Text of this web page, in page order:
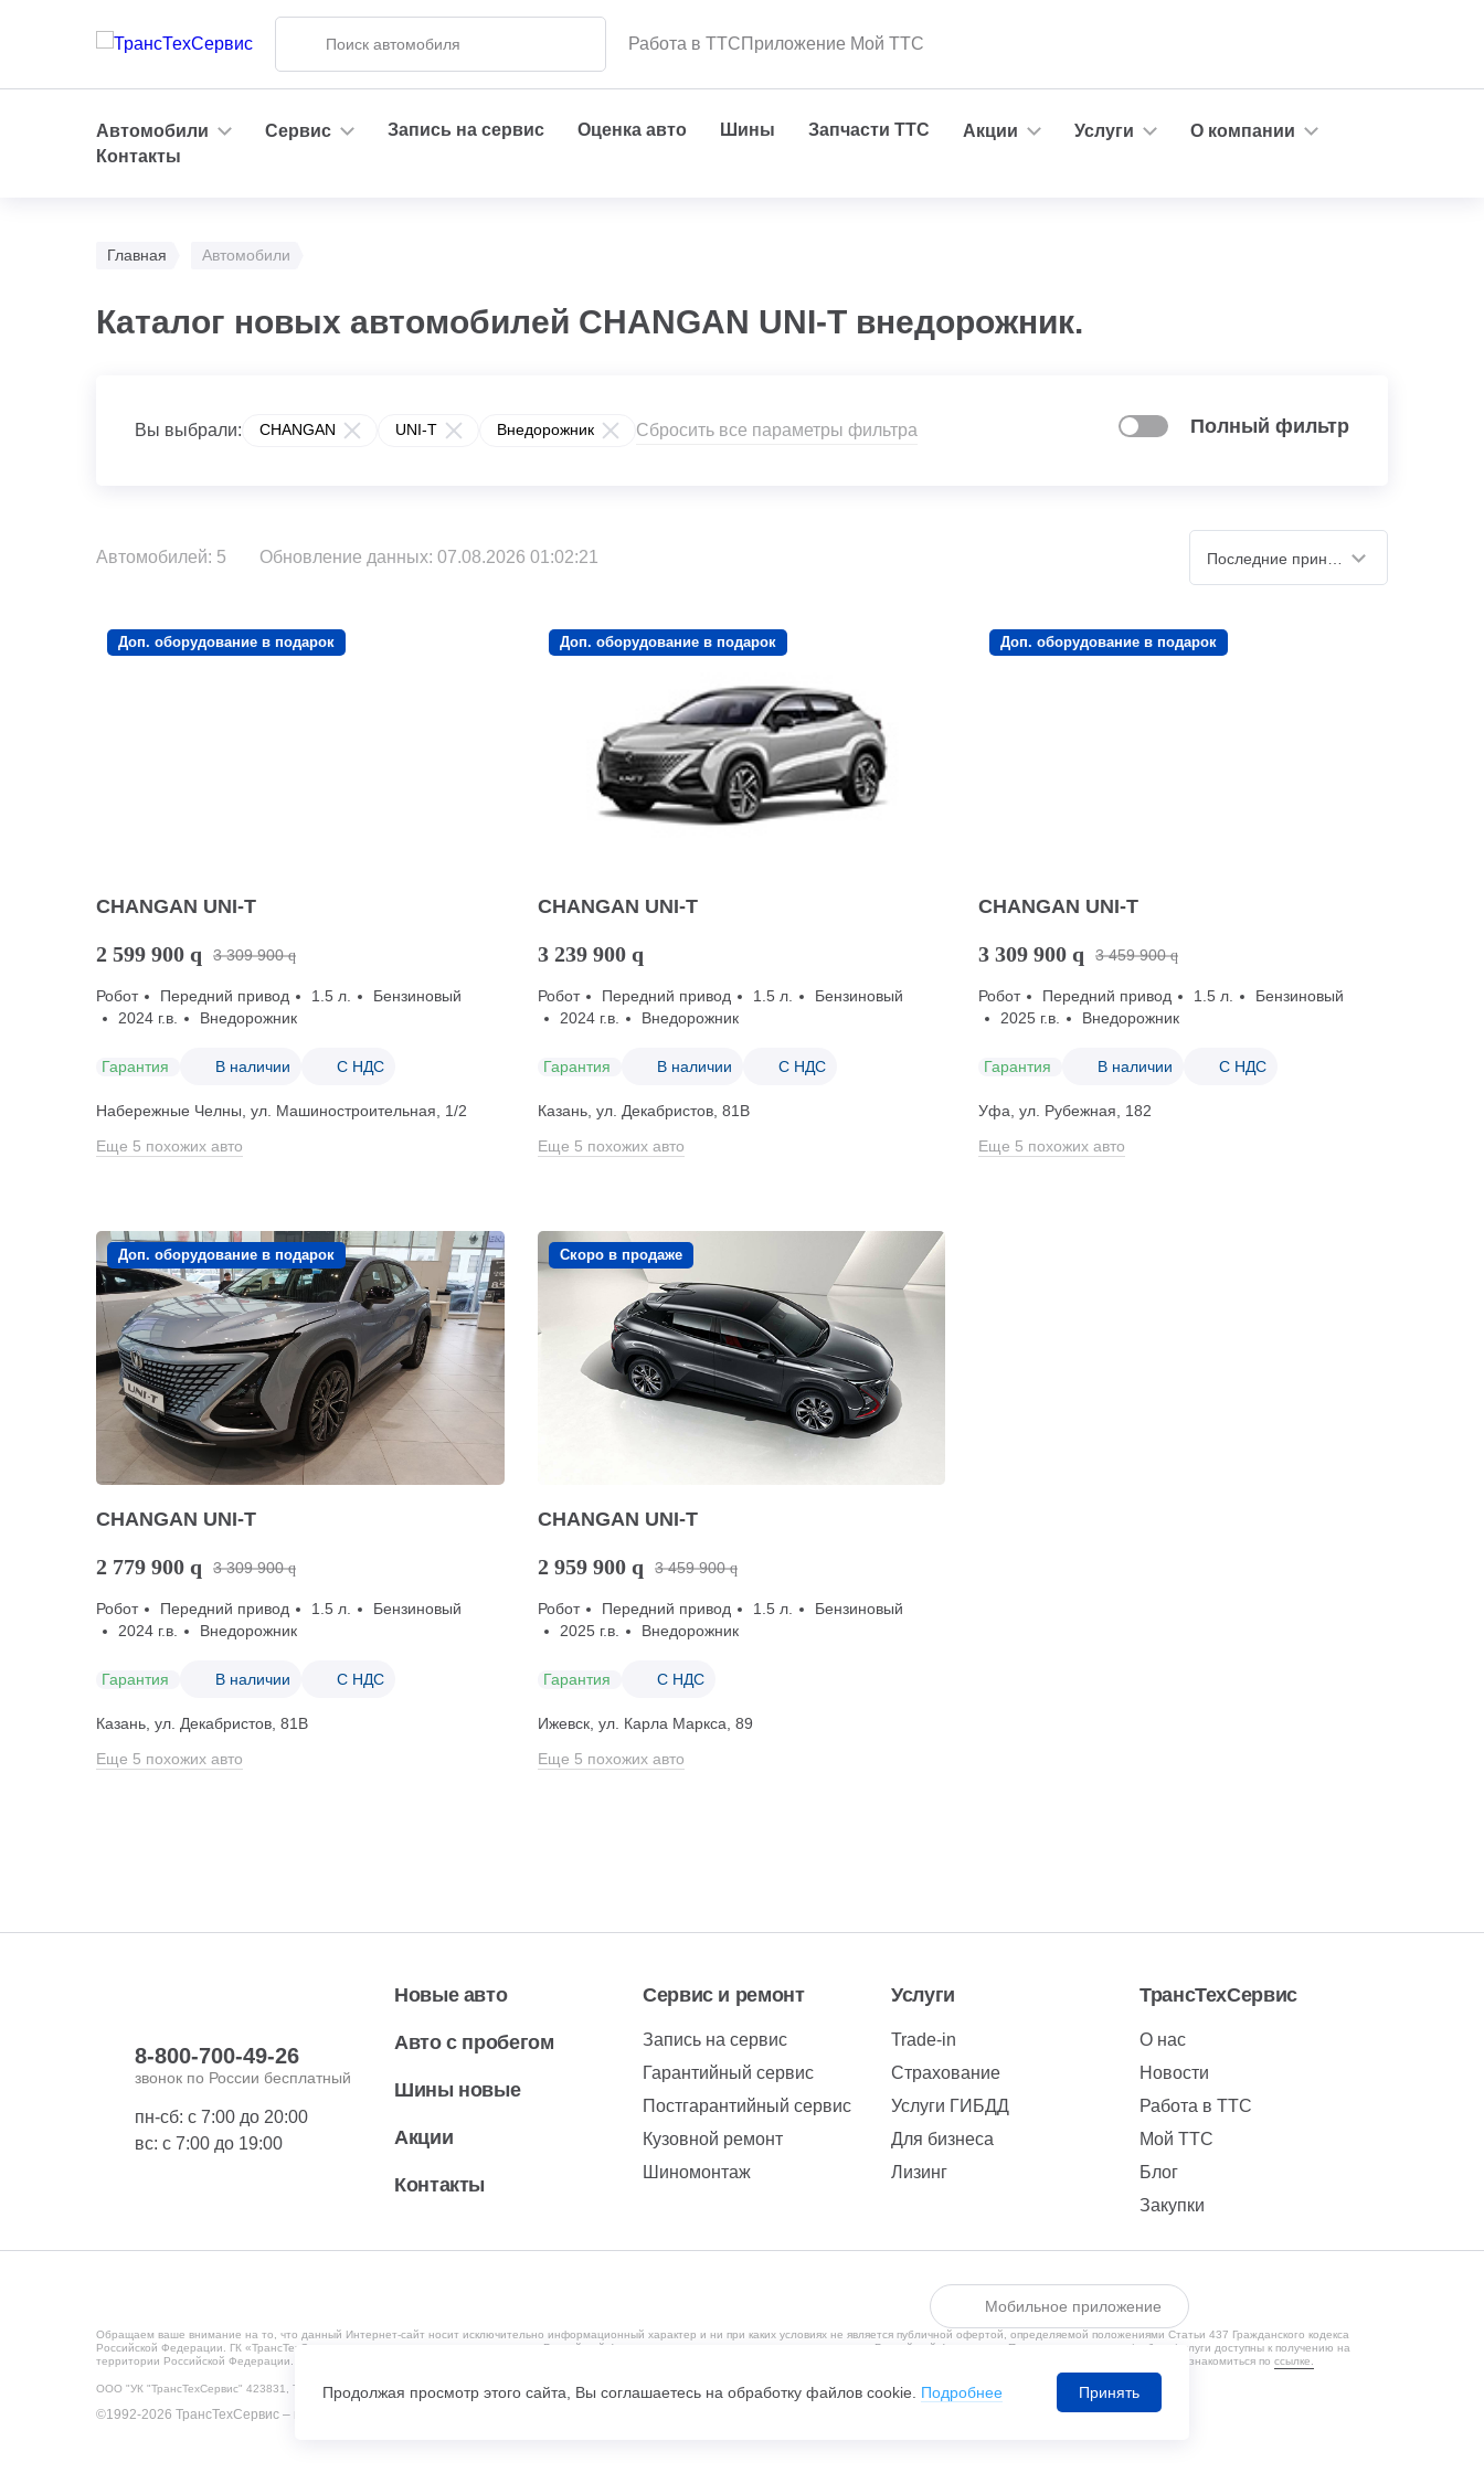
Работа в ТТСПриложение Мой ТТС
Автомобили Сервис Запись на сервис Оценка авто Шины Запчасти ТТС Акции Услуги
О компании
Контакты
Главная Автомобили
Каталог новых автомобилей CHANGAN UNI-T внедорожник.
Вы выбрали: CHANGAN UNI-T Внедорожник Сбросить все параметры фильтра Полный фильтр
Автомобилей: 5 Обновление данных: 07.08.2026 01:02:21
Доп. оборудование в подарок
CHANGAN UNI-T
2 599 900 q 3 309 900 q
Робот Передний привод 1.5 л.
Бензиновый
2024 г.в.
Внедорожник
Гарантия В наличии С НДС
Набережные Челны, ул. Машиностроительная, 1/2
Еще 5 похожих авто
Доп. оборудование в подарок
CHANGAN UNI-T
3 239 900 q
Робот Передний привод 1.5 л.
Бензиновый
2024 г.в.
Внедорожник
Гарантия В наличии С НДС
Казань, ул. Декабристов, 81В
Еще 5 похожих авто
Доп. оборудование в подарок
CHANGAN UNI-T
3 309 900 q 3 459 900 q
Робот Передний привод 1.5 л.
Бензиновый
2025 г.в.
Внедорожник
Гарантия В наличии С НДС
Уфа, ул. Рубежная, 182
Еще 5 похожих авто
Доп. оборудование в подарок
CHANGAN UNI-T
2 779 900 q 3 309 900 q
Робот Передний привод 1.5 л.
Бензиновый
2024 г.в.
Внедорожник
Гарантия В наличии С НДС
Казань, ул. Декабристов, 81В
Еще 5 похожих авто
Скоро в продаже
CHANGAN UNI-T
2 959 900 q 3 459 900 q
Робот Передний привод 1.5 л.
Бензиновый
2025 г.в.
Внедорожник
Гарантия С НДС
Ижевск, ул. Карла Маркса, 89
Еще 5 похожих авто
8-800-700-49-26
звонок по России бесплатный
пн-сб: с 7:00 до 20:00
вс: с 7:00 до 19:00
Новые авто
Авто с пробегом
Шины новые
Акции
Контакты
Сервис и ремонт
Запись на сервис
Гарантийный сервис
Постгарантийный сервис
Кузовной ремонт
Шиномонтаж
Услуги
Trade-in
Страхование
Услуги ГИБДД
Для бизнеса
Лизинг
ТрансТехСервис
О нас
Новости
Работа в ТТС
Мой ТТС
Блог
Закупки
Мобильное приложение
Обращаем ваше внимание на то, что данный Интернет-сайт носит исключительно информационный характер и ни при каких условиях не является публичной офертой, определяемой положениями Статьи 437 Гражданского кодекса
Российской Федерации. ГК «ТрансТехСервис» ведет деятельность на территории Российской Федерации в соответствии с законодательством Российской Федерации. Предлагаемые товары/работы/услуги доступны к получению на
территории Российской Федерации. Мониторинг потребительского поведения субъектов находящихся за пределами Российской Федерации, не ведется. С политикой конфиденциальности Вы можете ознакомиться по ссылке.
ООО "УК "ТрансТехСервис" 423831, Татарстан Респ, Набережные Челны г, Чулман пр-кт, дом №111, помещение 23, +7 (8552)29-99-26, ОГРН 1051614160620, ИНН 1650131524
©1992-2026 ТрансТехСервис – продажа и обслуживание автомобилей.
Продолжая просмотр этого сайта, Вы соглашаетесь на обработку файлов cookie. Подробнее Принять